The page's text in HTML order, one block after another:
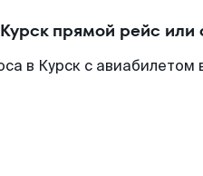
прямой рейс
в Курск с авиабилетом